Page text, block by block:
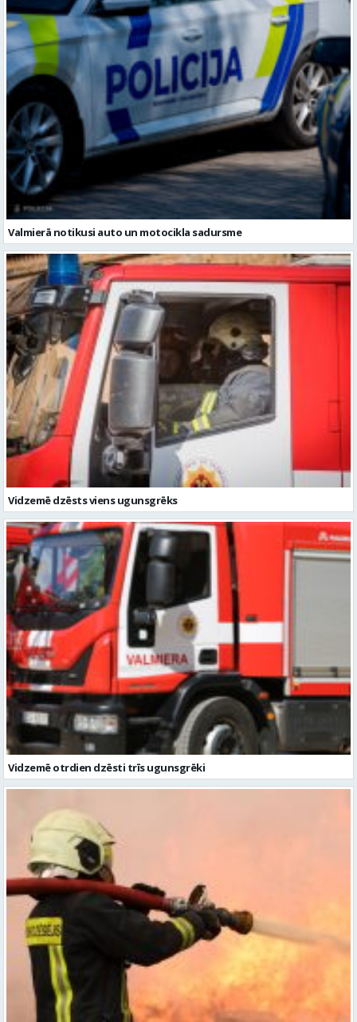
Valmierā notikusi auto un motocikla sadursme
Vidzemē dzēsts viens ugunsgrēks
Vidzemē otrdien dzēsti trīs ugunsgrēki
Vidzemē dzēsti trīs ugunsgrēki